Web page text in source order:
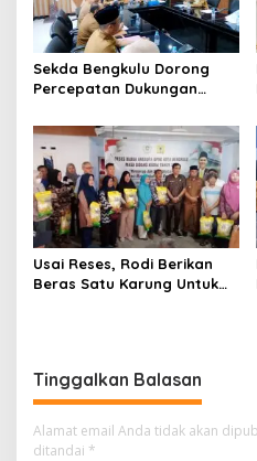
Sekda Bengkulu Dorong
Percepatan Dukungan
Pembangunan TPST
Regional
Usai Reses, Rodi Berikan
Beras Satu Karung Untuk
Tinggalkan Balasan
Alamat email Anda tidak akan
ditandai *